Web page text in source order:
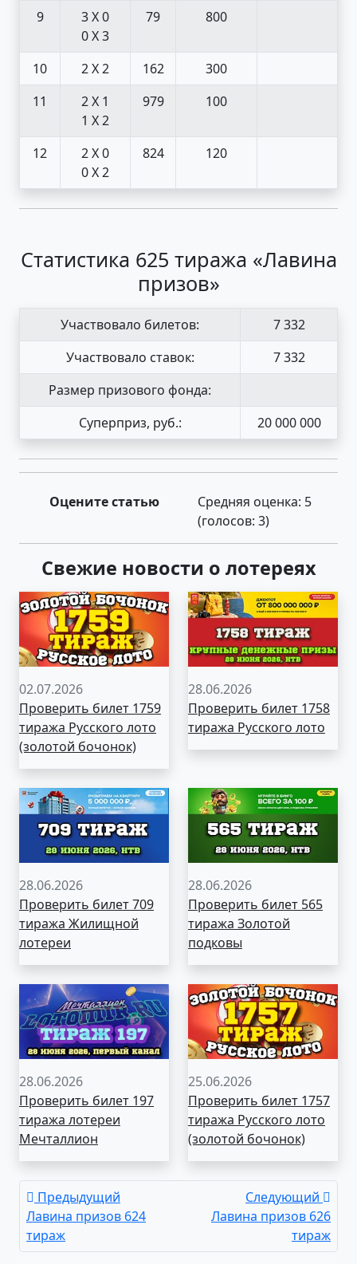
9
3 X 0
0 X 3
79 800
10 2 X 2 162
300
11
2 X 1
1 X 2
979 100
12
2 X 0
0 X 2
824 120
Статистика 625 тиража «Лавина
призов»
Участвовало билетов:
7 332
Участвовало ставок:
7 332
Размер призового фонда:
Суперприз, руб.:
20 000 000
Оцените статью Средняя оценка: 5
(голосов: 3)
Свежие новости о лотереях
02.07.2026
Проверить билет 1759
тиража Русского лото
(золотой бочонок)
28.06.2026
Проверить билет 1758
тиража Русского лото
28.06.2026
Проверить билет 709
тиража Жилищной
лотереи
28.06.2026
Проверить билет 565
тиража Золотой
подковы
28.06.2026
Проверить билет 197
тиража лотереи
Мечталлион
25.06.2026
Проверить билет 1757
тиража Русского лото
(золотой бочонок)
Предыдущий
Лавина призов 624
тираж
Следующий
Лавина призов 626
тираж